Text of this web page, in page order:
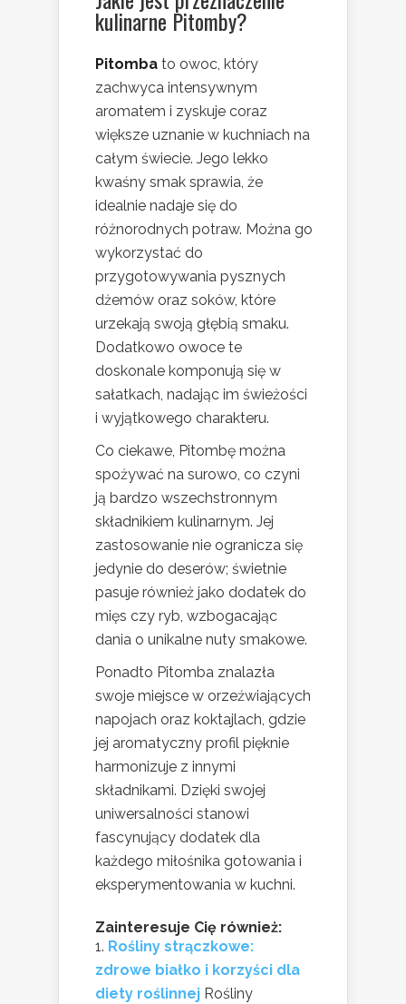
kulinarne Pitomby?
Pitomba to owoc, który
zachwyca intensywnym
aromatem i zyskuje coraz
większe uznanie w kuchniach na
całym świecie. Jego lekko
kwaśny smak sprawia, że
idealnie nadaje się do
różnorodnych potraw. Można go
wykorzystać do
przygotowywania pysznych
dżemów oraz soków, które
urzekają swoją głębią smaku.
Dodatkowo owoce te
doskonale komponują się w
sałatkach, nadając im świeżości
i wyjątkowego charakteru.
Co ciekawe, Pitombę można
spożywać na surowo, co czyni
ją bardzo wszechstronnym
składnikiem kulinarnym. Jej
zastosowanie nie ogranicza się
jedynie do deserów; świetnie
pasuje również jako dodatek do
mięs czy ryb, wzbogacając
dania o unikalne nuty smakowe.
Ponadto Pitomba znalazła
swoje miejsce w orzeźwiających
napojach oraz koktajlach, gdzie
jej aromatyczny profil pięknie
harmonizuje z innymi
składnikami. Dzięki swojej
uniwersalności stanowi
fascynujący dodatek dla
każdego miłośnika gotowania i
eksperymentowania w kuchni.
Zainteresuje Cię również:
Rośliny strączkowe:
zdrowe białko i korzyści dla
diety roślinnej Rośliny